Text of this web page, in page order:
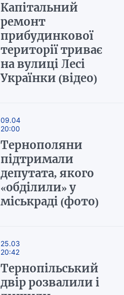
Капітальний
ремонт
прибудинкової
території триває
на вулиці Лесі
Українки (відео)
09.04
20:00
Тернополяни
підтримали
депутата, якого
«обділили» у
міськраді (фото)
25.03
20:42
Тернопільський
двір розвалили і